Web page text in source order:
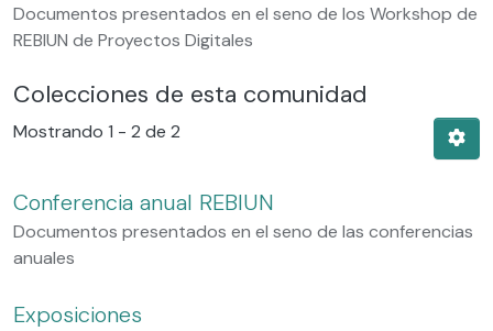
Documentos presentados en el seno de los Workshop de
REBIUN de Proyectos Digitales
Colecciones de esta comunidad
Mostrando 1 - 2 de 2
Conferencia anual REBIUN
Documentos presentados en el seno de las conferencias
anuales
Exposiciones